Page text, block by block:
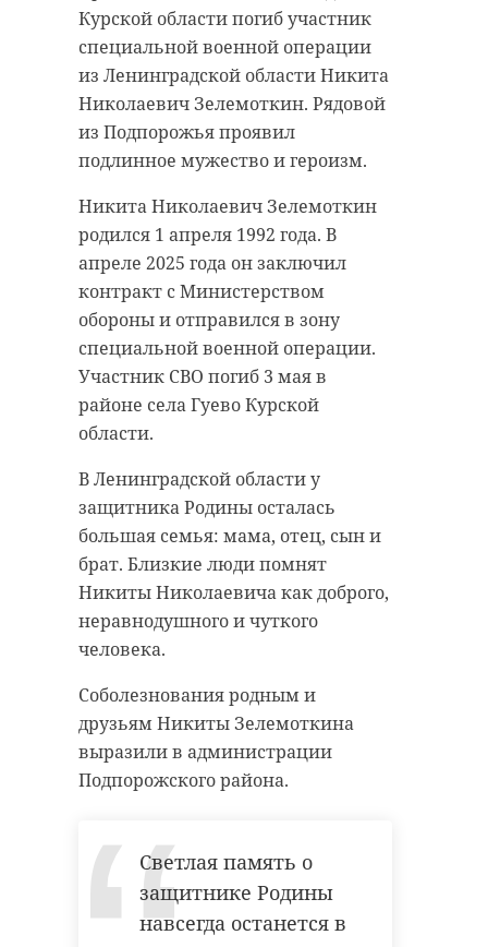
Курской области погиб участник
специальной военной операции
из Ленинградской области Никита
Николаевич Зелемоткин. Рядовой
из Подпорожья проявил
подлинное мужество и героизм.
Никита Николаевич Зелемоткин
родился 1 апреля 1992 года. В
апреле 2025 года он заключил
контракт с Министерством
обороны и отправился в зону
специальной военной операции.
Участник СВО погиб 3 мая в
районе села Гуево Курской
области.
В Ленинградской области у
защитника Родины осталась
большая семья: мама, отец, сын и
брат. Близкие люди помнят
Никиты Николаевича как доброго,
неравнодушного и чуткого
человека.
Соболезнования родным и
друзьям Никиты Зелемоткина
выразили в администрации
Подпорожского района.
Светлая память о
защитнике Родины
навсегда останется в
В Центре изучения и сохранения
морских млекопитающих в
Репино прошел субботник. В нем
приняли участие волонтеры,
работавшие на борту плавучего
вольера Крошика и Шлиссика,
Ладожском озере.
Ольга, Наталья и Мария мыли
полы на территории Центра и в
вольере Крошика и Шлиссика. В
это время Василий, Сергей и Павел
заносили под крышу разное
оборудование и занимались
ремонтными работами.
Сотрудникам Центра удалось
восстановить дежурные
помещения для волонтеров. В 2026
году они планируют привлекать
добровольцев к помощи в
несложных задачах, таких как
резка рыбы, стирка полотенец и
«Экипаж Ладоги 1 рад был
приветствовать своего командора
в Репино. Сделано было многое и
«Фонде друзей балтийской
нерпы».
(Экваториальная Гвинея)
проходил открытый чемпионат
мира по тхэквондо среди женщин.
В составе сборной России за
медали боролась
представительница
Дзарагазова.
Девушка заняла третье место в
весовой категории до 57
килограммов, - рассказали в
Центре спортивной подготовки 47
региона. Поединки состоялась в
субботу, 15 ноября.
Отметим, африканский
континент впервые принимал
такое престижное женское
соревнование. В турнире приняли
участие 188 спортсменок из 35
стран мира, в том числе -
действующие чемпионки мира и
олимпийские чемпионки 2024